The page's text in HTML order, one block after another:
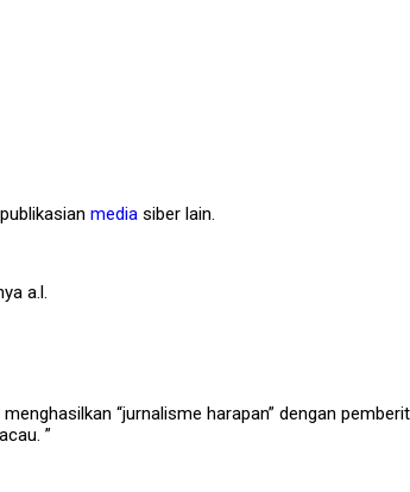
media siber lain.
a.l.
“jurnalisme harapan” dengan
”